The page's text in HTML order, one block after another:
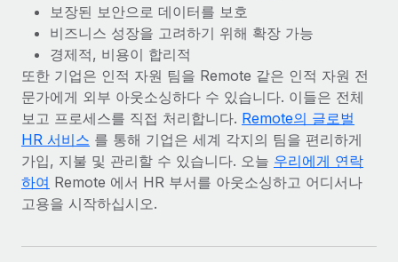
보장된 보안으로 데이터를 보호
비즈니스 성장을 고려하기 위해 확장 가능
경제적, 비용이 합리적
또한 기업은 인적 자원 팀을 Remote 같은 인적 자원 전
문가에게 외부 아웃소싱하다 수 있습니다. 이들은 전체
보고 프로세스를 직접 처리합니다. Remote의 글로벌
HR 서비스 를 통해 기업은 세계 각지의 팀을 편리하게
가입, 지불 및 관리할 수 있습니다. 오늘 우리에게 연락
하여 Remote 에서 HR 부서를 아웃소싱하고 어디서나
고용을 시작하십시오.